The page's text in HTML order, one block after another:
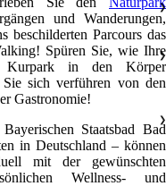
und Wanderungen,
beschilderten Parcours das
Spüren Sie, wie Ihre
Kurpark in den Körper
sich verführen von den
Gastronomie!
Staatsbad Bad
in Deutschland – können
mit der gewünschten
Wellness- und
❯
❯
❯